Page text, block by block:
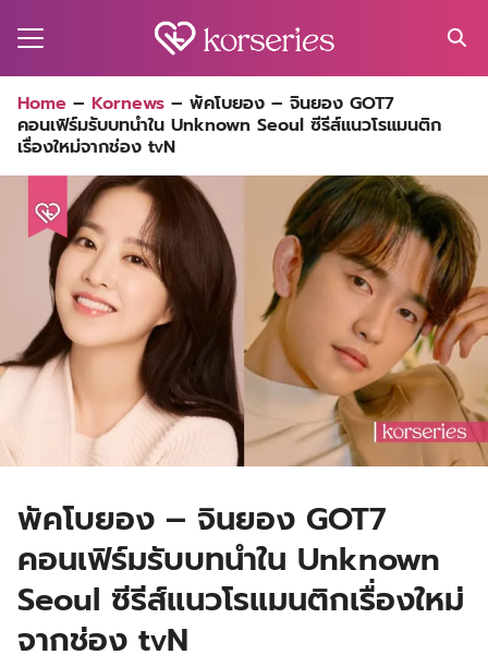
for:
Home – Kornews – พัคโบยอง – จินยอง GOT7
คอนเฟิร์มรับบทนำใน Unknown Seoul ซีรีส์แนวโรแมนติก
เรื่องใหม่จากช่อง tvN
พัคโบยอง – จินยอง GOT7
คอนเฟิร์มรับบทนำใน Unknown
Seoul ซีรีส์แนวโรแมนติกเรื่องใหม่
จากช่อง tvN